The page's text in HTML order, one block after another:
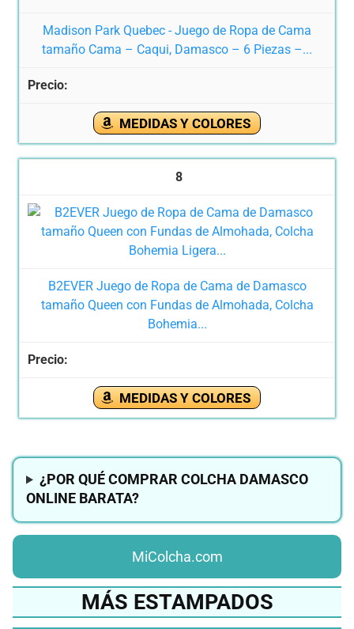
Madison Park Quebec - Juego de Ropa de Cama
tamaño Cama – Caqui, Damasco – 6 Piezas –...
MEDIDAS Y COLORES
8
B2EVER Juego de Ropa de Cama de Damasco
tamaño Queen con Fundas de Almohada, Colcha
Bohemia...
MEDIDAS Y COLORES
¿POR QUÉ COMPRAR COLCHA DAMASCO
ONLINE BARATA?
MiColcha.com
MÁS ESTAMPADOS